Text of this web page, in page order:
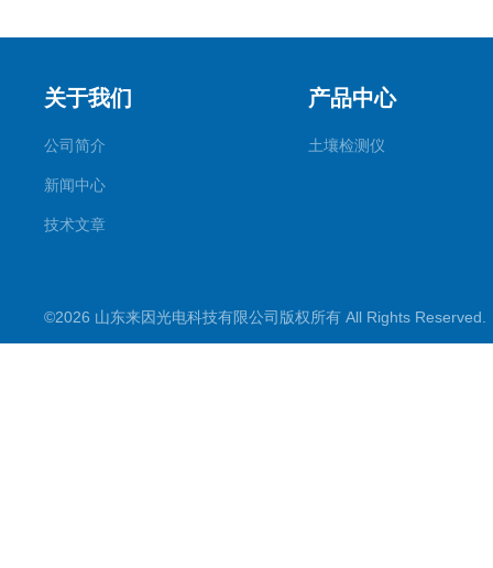
关于我们
公司简介
新闻中心
技术文章
产品中心
土壤检测仪
©2026 山东来因光电科技有限公司版权所有 All Rights